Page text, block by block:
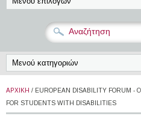
ΑΡΧΙΚΉ / EUROPEAN DISABILITY FORUM -
FOR STUDENTS WITH DISABILITIES